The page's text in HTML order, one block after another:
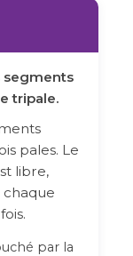
segments
tripale.
pales. Le
libre,
chaque
par la